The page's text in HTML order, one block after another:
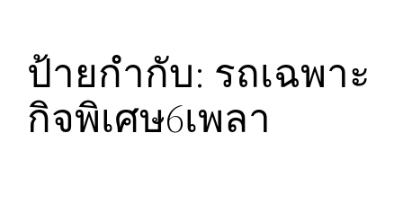
ป้ายกำกับ: รถเฉพาะ
กิจพิเศษ6เพลา